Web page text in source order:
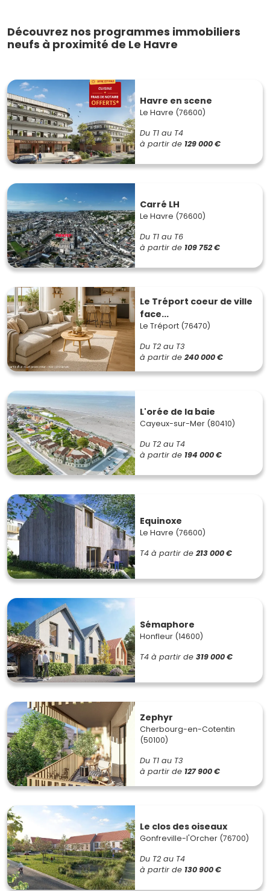
Découvrez nos programmes immobiliers
neufs à proximité de Le Havre
Havre en scene
Le Havre (76600)
Du T1 au T4
à partir de 129 000 €
Carré LH
Le Havre (76600)
Du T1 au T6
à partir de 109 752 €
Le Tréport coeur de ville
face...
Le Tréport (76470)
Du T2 au T3
à partir de 240 000 €
L'orée de la baie
Cayeux-sur-Mer (80410)
Du T2 au T4
à partir de 194 000 €
Equinoxe
Le Havre (76600)
T4 à partir de 213 000 €
Sémaphore
Honfleur (14600)
T4 à partir de 319 000 €
Zephyr
Cherbourg-en-Cotentin
(50100)
Du T1 au T3
à partir de 127 900 €
Le clos des oiseaux
Gonfreville-l'Orcher (76700)
Du T2 au T4
à partir de 130 900 €